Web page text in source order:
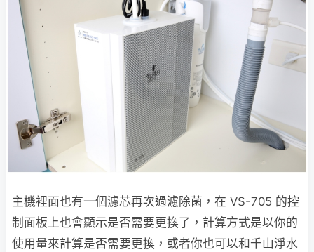
主機裡面也有一個濾芯再次過濾除菌，在 VS-705 的控
制面板上也會顯示是否需要更換了，計算方式是以你的
使用量來計算是否需要更換，或者你也可以和千山淨水